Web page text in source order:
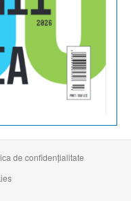
de confidențialitate